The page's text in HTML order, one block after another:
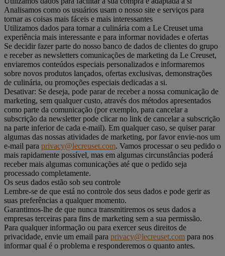
Analisamos como os usuários usam o nosso site e serviços para
tornar as coisas mais fáceis e mais interessantes
Utilizamos dados para tornar a culinária com a Le Creuset uma
experiência mais interessante e para informar novidades e ofertas
Se decidir fazer parte do nosso banco de dados de clientes do grupo
e receber as newsletters comunicações de marketing da Le Creuset,
enviaremos conteúdos especiais personalizados e informaremos
sobre novos produtos lançados, ofertas exclusivas, demonstrações
de culinária, ou promoções especiais dedicadas a si.
Desativar: Se deseja, pode parar de receber a nossa comunicação de
marketing, sem qualquer custo, através dos métodos apresentados
como parte da comunicação (por exemplo, para cancelar a
subscrição da newsletter pode clicar no link de cancelar a subscrição
na parte inferior de cada e-mail). Em qualquer caso, se quiser parar
algumas das nossas atividades de marketing, por favor envie-nos um
e-mail para privacy@lecreuset.com. Vamos processar o seu pedido o
mais rapidamente possível, mas em algumas circunstâncias poderá
receber mais algumas comunicações até que o pedido seja
processado completamente.
Os seus dados estão sob seu controle
Lembre-se de que está no controle dos seus dados e pode gerir as
suas preferências a qualquer momento.
Garantimos-lhe de que nunca transmitiremos os seus dados a
empresas terceiras para fins de marketing sem a sua permissão.
Para qualquer informação ou para exercer seus direitos de
privacidade, envie um email para privacy@lecreuset.com para nos
informar qual é o problema e responderemos o quanto antes.